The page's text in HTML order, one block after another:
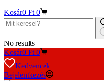
Kosár0 Ft 0
No results
Kosár0 Ft 0
Kedvencek
Bejelentkezés